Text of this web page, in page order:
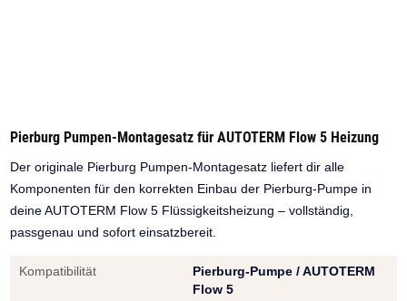
Pierburg Pumpen-Montagesatz für AUTOTERM Flow 5 Heizung
Der originale Pierburg Pumpen-Montagesatz liefert dir alle
Komponenten für den korrekten Einbau der Pierburg-Pumpe in
deine AUTOTERM Flow 5 Flüssigkeitsheizung – vollständig,
passgenau und sofort einsatzbereit.
Kompatibilität
Pierburg-Pumpe / AUTOTERM
Flow 5